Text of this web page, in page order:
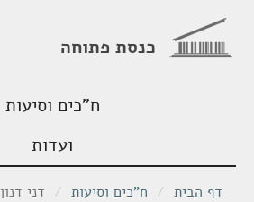
כנסת פתוחה
ח"כים וסיעות
ועדות
דף הבית / ח"כים וסיעות / דני דנון